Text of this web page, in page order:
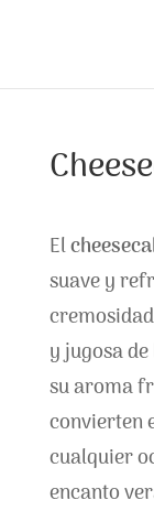
El
suave y
y jugosa
su aroma
convierten
cualquier
encanto